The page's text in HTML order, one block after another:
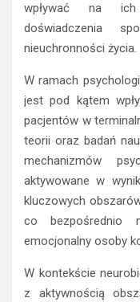
wpływać na ich
doświadczenia
nieuchronności życia.
W ramach
jest pod kątem
pacjentów w
teorii oraz badań
mechanizmów
aktywowane w
kluczowych
co bezpośrednio
emocjonalny osoby
W kontekście
z aktywnością